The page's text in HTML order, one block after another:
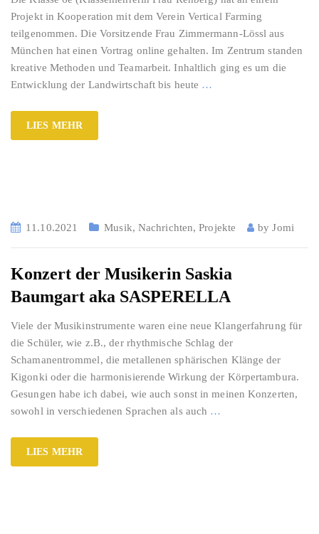
Projekt in Kooperation mit dem Verein Vertical Farming
teilgenommen. Die Vorsitzende Frau Zimmermann-Lössl aus
München hat einen Vortrag online gehalten. Im Zentrum standen
kreative Methoden und Teamarbeit. Inhaltlich ging es um die
Entwicklung der Landwirtschaft bis heute …
LIES MEHR
11.10.2021 Musik, Nachrichten,Projekte byJomi
Konzert der Musikerin Saskia
Baumgart aka SASPERELLA
Viele der Musikinstrumente waren eine neue Klangerfahrung für
die Schüler, wie z.B., der rhythmische Schlag der
Schamanentrommel, die metallenen sphärischen Klänge der
Kigonki oder die harmonisierende Wirkung der Körpertambura.
Gesungen habe ich dabei, wie auch sonst in meinen Konzerten,
sowohl in verschiedenen Sprachen als auch …
LIES MEHR